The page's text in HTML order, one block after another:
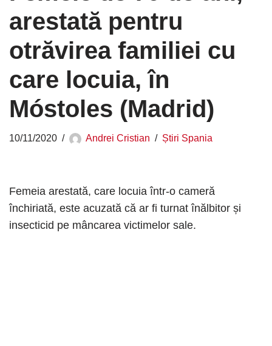
arestată pentru
otrăvirea familiei cu
care locuia, în
Móstoles (Madrid)
10/11/2020 Andrei Cristian Știri Spania
Femeia arestată, care locuia într-o cameră
închiriată, este acuzată că ar fi turnat înălbitor și
insecticid pe mâncarea victimelor sale.